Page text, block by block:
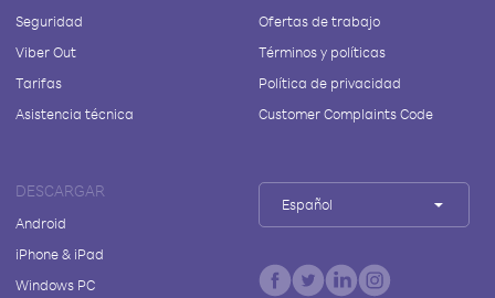
Seguridad
Viber Out
Tarifas
Asistencia técnica
Ofertas de trabajo
Términos y políticas
Política de privacidad
Customer Complaints Code
DESCARGAR
Android
iPhone & iPad
Windows PC
Español